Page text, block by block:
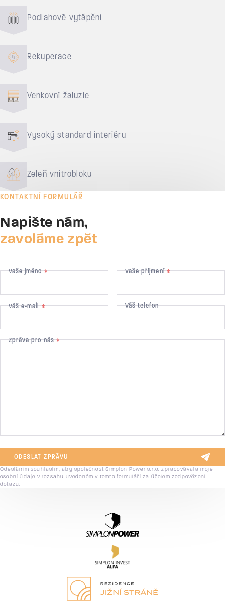
Podlahové vytápění
Rekuperace
Venkovní žaluzie
Vysoký standard interiéru
Zeleň vnitrobloku
KONTAKTNÍ FORMULÁŘ
Napište nám,
zavoláme zpět
Vaše jméno* Vaše příjmení*
Váš e-mail* Váš telefon
Zpráva pro nás*
ODESLAT ZPRÁVU
Odesláním souhlasím, aby společnost Simplon Power s.r.o. zpracovávala moje
osobní údaje v rozsahu uvedeném v tomto formuláři za účelem zodpovězení
dotazu.